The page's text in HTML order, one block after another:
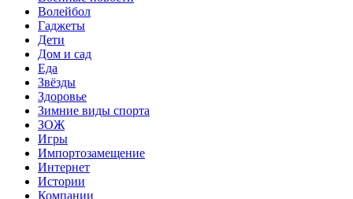
Волейбол
Гаджеты
Дети
Дом и сад
Еда
Звёзды
Здоровье
Зимние виды спорта
ЗОЖ
Игры
Импортозамещение
Интернет
Истории
Компании